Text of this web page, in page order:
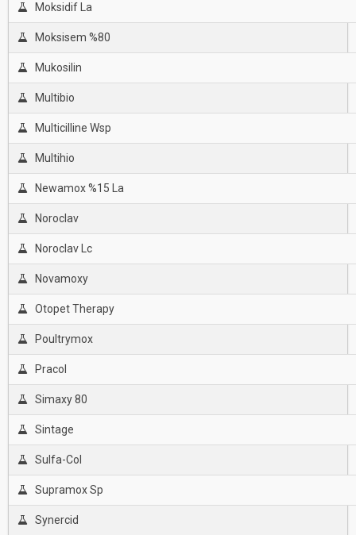
Moksidif La
Moksisem %80
Mukosilin
Multibio
Multicilline Wsp
Multihio
Newamox %15 La
Noroclav
Noroclav Lc
Novamoxy
Otopet Therapy
Poultrymox
Pracol
Simaxy 80
Sintage
Sulfa-Col
Supramox Sp
Synercid